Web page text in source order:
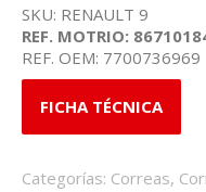
SKU: RENAULT 9
REF. MOTRIO:
REF. OEM: 7700736969
FICHA TÉCNICA
Categorías: Correas,